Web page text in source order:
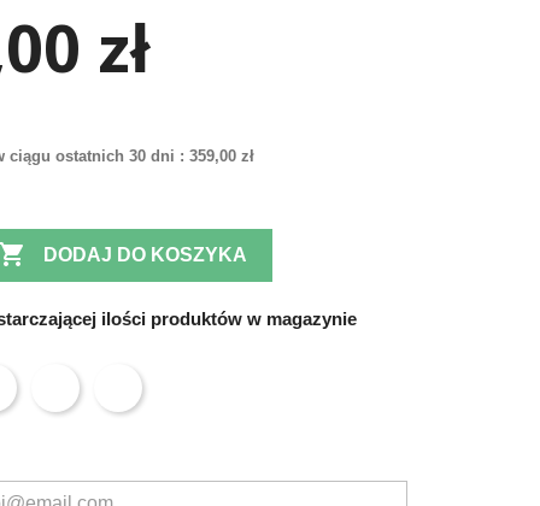
zł
ciągu ostatnich 30 dni : 359,00 zł
 DODAJ DO KOSZYKA
ilości produktów w magazynie